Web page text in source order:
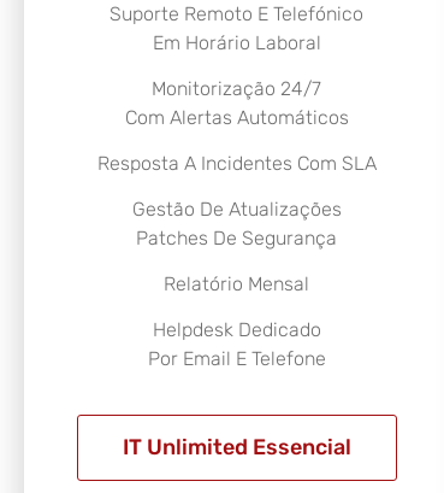
Suporte Remoto E Telefónico
Em Horário Laboral
Monitorização 24/7
Com Alertas Automáticos
Resposta A Incidentes Com SLA
Gestão De Atualizações
Patches De Segurança
Relatório Mensal
Helpdesk Dedicado
Por Email E Telefone
IT Unlimited Essencial